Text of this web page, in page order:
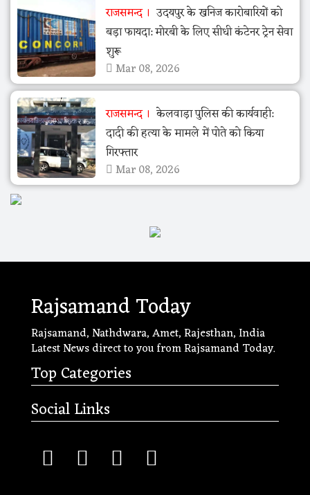
राजसमन्द
उदयपुर के खनिज कारोबारियों को
बड़ा फायदा: मोरबी के लिए सीधी कंटेनर ट्रेन सेवा
शुरू
Mar 08, 2026
राजसमन्द
केलवाड़ा पुलिस की कार्यवाही:
दादी की हत्या के मामले में पोते को किया
गिरफ्तार
Mar 08, 2026
Rajsamand Today
Rajsamand, Nathdwara, Amet, Rajesthan, India
Latest News direct to you from Rajsamand Today.
Top Categories
Social Links